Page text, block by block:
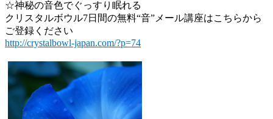
☆神秘の音色でぐっすり眠れる
クリスタルボウル7日間の無料“音”メール講座はこちらから
ご登録ください
http://crystalbowl-japan.com/?p=74